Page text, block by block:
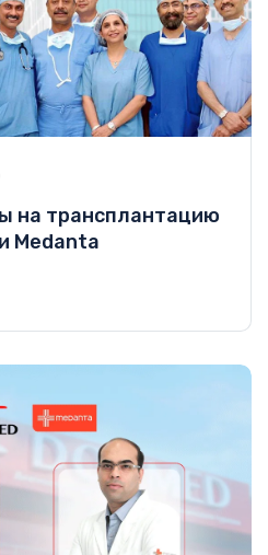
на трансплантацию
Medanta